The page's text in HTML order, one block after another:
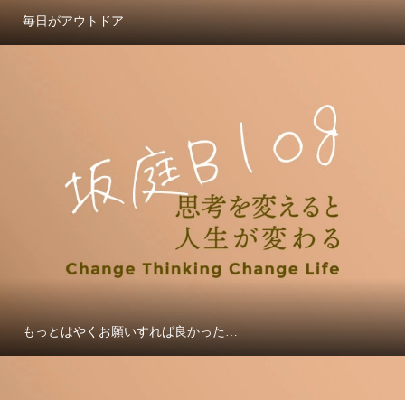
毎日がアウトドア
もっとはやくお願いすれば良かった…